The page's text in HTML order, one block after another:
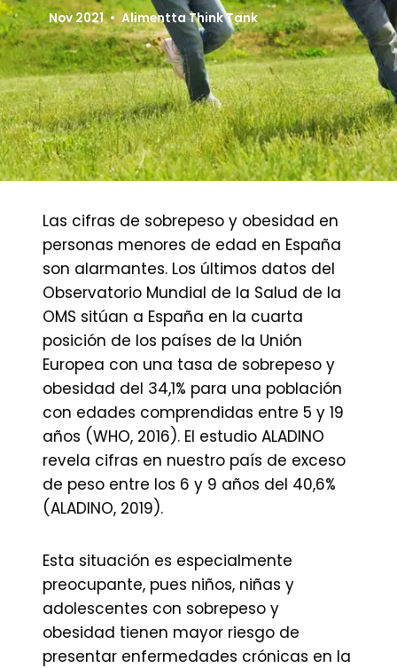
Nov 2021 Alimentta Think Tank
Las cifras de sobrepeso y obesidad en
personas menores de edad en España
son alarmantes. Los últimos datos del
Observatorio Mundial de la Salud de la
OMS sitúan a España en la cuarta
posición de los países de la Unión
Europea con una tasa de sobrepeso y
obesidad del 34,1% para una población
con edades comprendidas entre 5 y 19
años (WHO, 2016). El estudio ALADINO
revela cifras en nuestro país de exceso
de peso entre los 6 y 9 años del 40,6%
(ALADINO, 2019).
Esta situación es especialmente
preocupante, pues niños, niñas y
adolescentes con sobrepeso y
obesidad tienen mayor riesgo de
presentar enfermedades crónicas en la